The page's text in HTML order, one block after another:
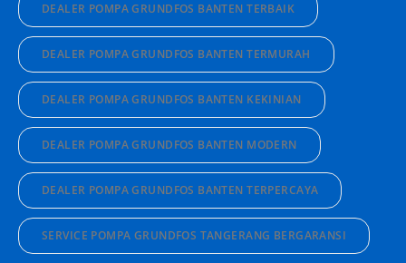
DEALER POMPA GRUNDFOS BANTEN TERBAIK
DEALER POMPA GRUNDFOS BANTEN TERMURAH
DEALER POMPA GRUNDFOS BANTEN KEKINIAN
DEALER POMPA GRUNDFOS BANTEN MODERN
DEALER POMPA GRUNDFOS BANTEN TERPERCAYA
SERVICE POMPA GRUNDFOS TANGERANG BERGARANSI